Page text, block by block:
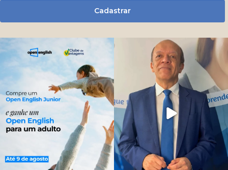
Cadastrar